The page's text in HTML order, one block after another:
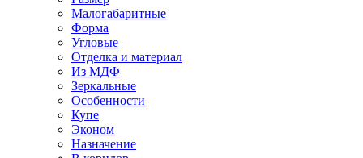
Малогабаритные
Форма
Угловые
Отделка и материал
Из МДФ
Зеркальные
Особенности
Купе
Эконом
Назначение